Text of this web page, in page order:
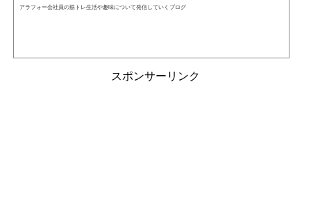
アラフォー会社員の筋トレ生活や趣味について発信していくブログ
スポンサーリンク